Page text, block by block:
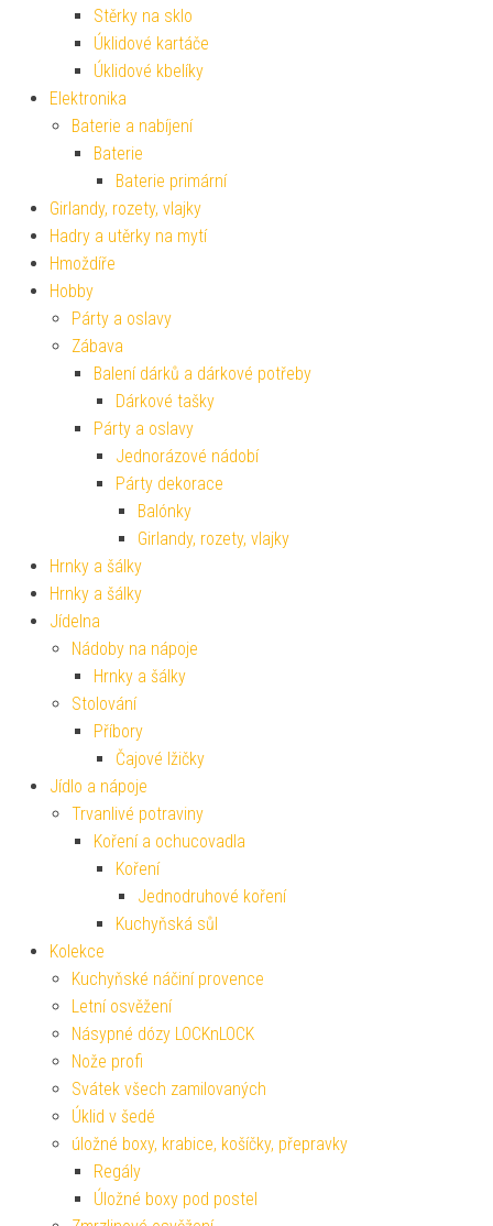
Stěrky na sklo
Úklidové kartáče
Úklidové kbelíky
Elektronika
Baterie a nabíjení
Baterie
Baterie primární
Girlandy, rozety, vlajky
Hadry a utěrky na mytí
Hmoždíře
Hobby
Párty a oslavy
Zábava
Balení dárků a dárkové potřeby
Dárkové tašky
Párty a oslavy
Jednorázové nádobí
Párty dekorace
Balónky
Girlandy, rozety, vlajky
Hrnky a šálky
Hrnky a šálky
Jídelna
Nádoby na nápoje
Hrnky a šálky
Stolování
Příbory
Čajové lžičky
Jídlo a nápoje
Trvanlivé potraviny
Koření a ochucovadla
Koření
Jednodruhové koření
Kuchyňská sůl
Kolekce
Kuchyňské náčiní provence
Letní osvěžení
Násypné dózy LOCKnLOCK
Nože profi
Svátek všech zamilovaných
Úklid v šedé
úložné boxy, krabice, košíčky, přepravky
Regály
Úložné boxy pod postel